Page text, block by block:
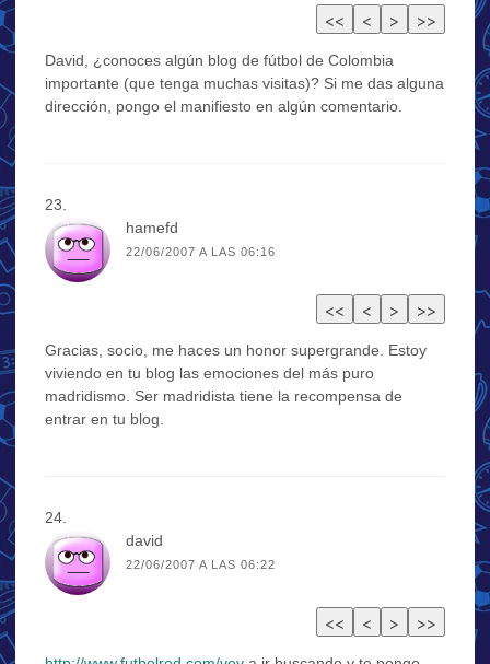
David, ¿conoces algún blog de fútbol de Colombia
importante (que tenga muchas visitas)? Si me das alguna
dirección, pongo el manifiesto en algún comentario.
hamefd
22/06/2007 A LAS 06:16
Gracias, socio, me haces un honor supergrande. Estoy
viviendo en tu blog las emociones del más puro
madridismo. Ser madridista tiene la recompensa de
entrar en tu blog.
david
22/06/2007 A LAS 06:22